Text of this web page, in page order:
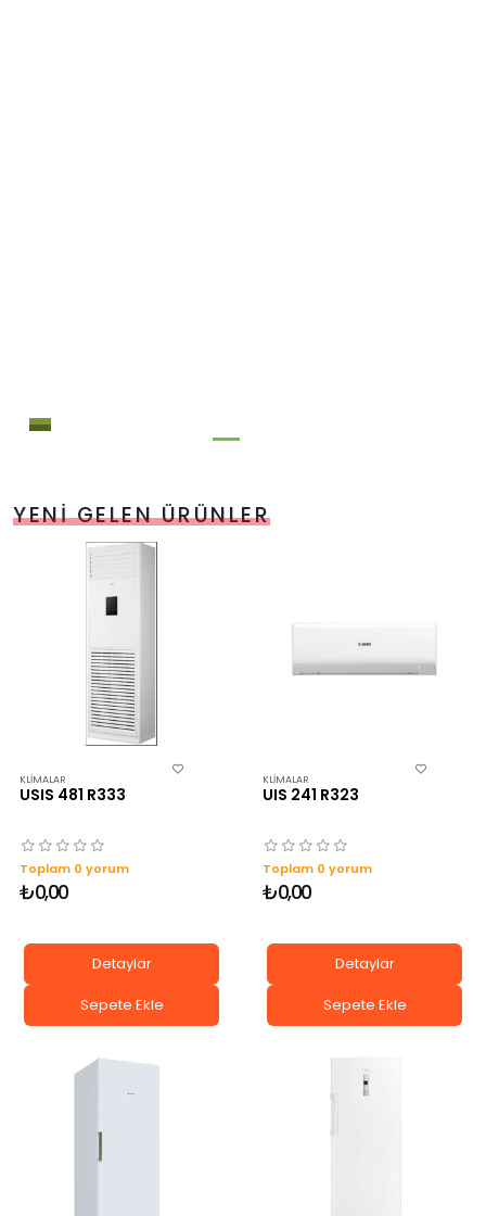
YENI GELEN ÜRÜNLER
KLIMALAR
USIS 481 R333
Toplam 0 yorum
₺0,00
Detaylar
Sepete Ekle
KLIMALAR
UIS 241 R323
Toplam 0 yorum
₺0,00
Detaylar
Sepete Ekle